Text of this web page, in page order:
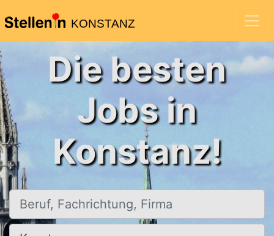
KONSTANZ
Die besten
Jobs in
Konstanz!
Beruf, Fachrichtung, Firma
Ort, Stadt